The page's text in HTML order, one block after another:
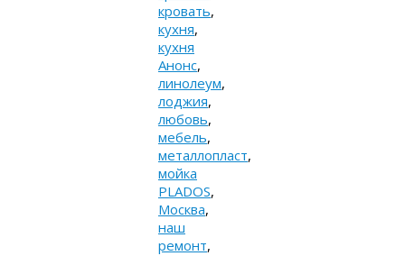
кровать,
кухня,
кухня
Анонс,
линолеум,
лоджия,
любовь,
мебель,
металлопласт,
мойка
PLADOS,
Москва,
наш
ремонт,